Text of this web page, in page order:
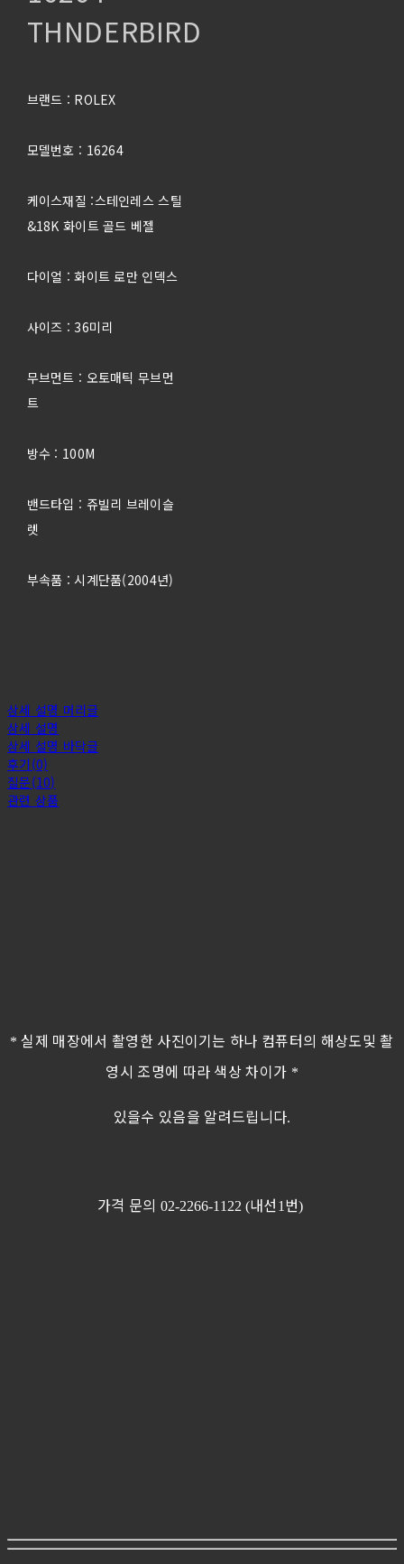
THNDERBIRD
브랜드 : ROLEX
모델번호 : 16264
케이스재질 :스테인레스 스틸
&18K 화이트 골드 베젤
다이얼 : 화이트 로만 인덱스
사이즈 : 36미리
무브먼트 : 오토매틱 무브먼
트
방수 : 100M
밴드타입 : 쥬빌리 브레이슬
렛
부속품 : 시계단품(2004년)
상세 설명 머리글
상세 설명
상세 설명 바닥글
후기(0)
질문(10)
관련 상품
*실제 매장에서 촬영한 사진이기는 하나 컴퓨터의 해상도및 촬
영시 조명에 따라 색상 차이가 *
있을수 있음을 알려드립니다.
가격 문의 02-2266-1122 (내선 1 번)